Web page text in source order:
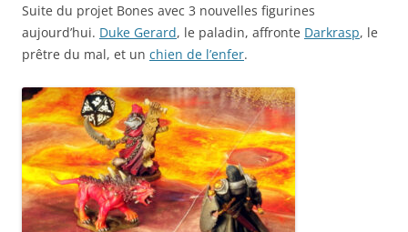
Suite du projet Bones avec 3 nouvelles figurines
aujourd’hui. Duke Gerard, le paladin, affronte Darkrasp, le
prêtre du mal, et un chien de l’enfer.